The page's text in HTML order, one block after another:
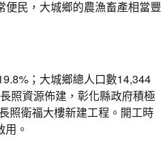
民，大城鄉的農漁畜產相當豐
；大城鄉總人口數14,344
照資源佈建，彰化縣政府積極
照衛福大樓新建工程。開工時
。